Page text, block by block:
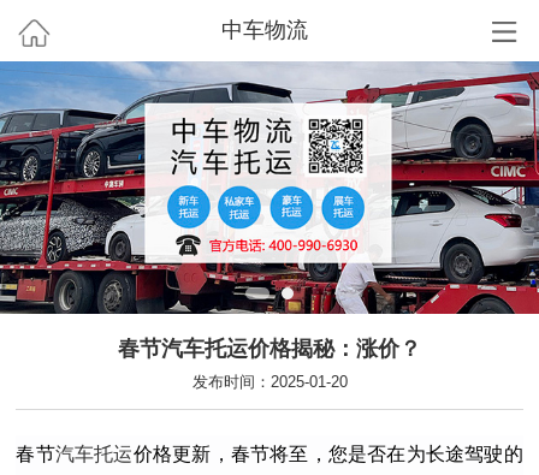
中车物流
春节汽车托运价格揭秘：涨价？
发布时间：2025-01-20
春节汽车托运价格更新，春节将至，您是否在为长途驾驶的